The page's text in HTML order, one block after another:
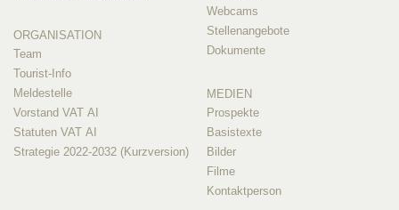
ORGANISATION
Team
Tourist-Info
Meldestelle
Vorstand VAT AI
Statuten VAT AI
Strategie 2022-2032 (Kurzversion)
Webcams
Stellenangebote
Dokumente
MEDIEN
Prospekte
Basistexte
Bilder
Filme
Kontaktperson